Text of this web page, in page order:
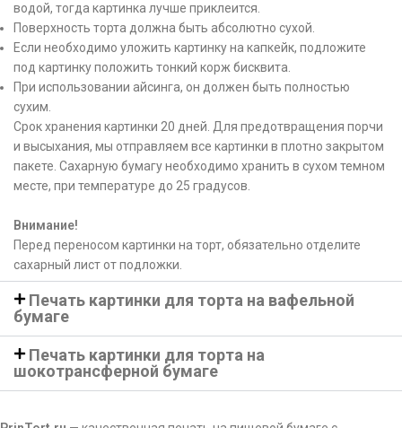
водой, тогда картинка лучше приклеится.
Поверхность торта должна быть абсолютно сухой.
Если необходимо уложить картинку на капкейк, подложите
под картинку положить тонкий корж бисквита.
При использовании айсинга, он должен быть полностью
сухим.
Срок хранения картинки 20 дней. Для предотвращения порчи
и высыхания, мы отправляем все картинки в плотно закрытом
пакете. Сахарную бумагу необходимо хранить в сухом темном
месте, при температуре до 25 градусов.
Внимание!
Перед переносом картинки на торт, обязательно отделите
сахарный лист от подложки.
Печать картинки для торта на вафельной
бумаге
Печать картинки для торта на
шокотрансферной бумаге